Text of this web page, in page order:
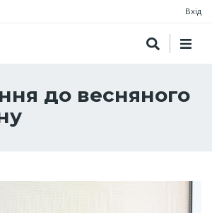
Вхід
до весняного